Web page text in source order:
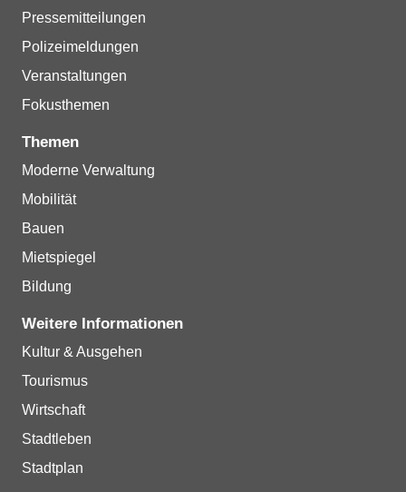
Pressemitteilungen
Polizeimeldungen
Veranstaltungen
Fokusthemen
Themen
Moderne Verwaltung
Mobilität
Bauen
Mietspiegel
Bildung
Weitere Informationen
Kultur & Ausgehen
Tourismus
Wirtschaft
Stadtleben
Stadtplan